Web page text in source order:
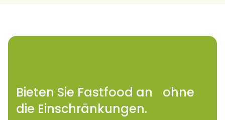
Bieten Sie Fastfood an ohne
die Einschränkungen.